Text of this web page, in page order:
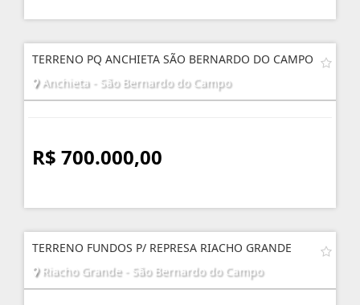
TERRENO PQ ANCHIETA SÃO BERNARDO DO CAMPO
Anchieta - São Bernardo do Campo
R$ 700.000,00
TERRENO FUNDOS P/ REPRESA RIACHO GRANDE
Riacho Grande - São Bernardo do Campo